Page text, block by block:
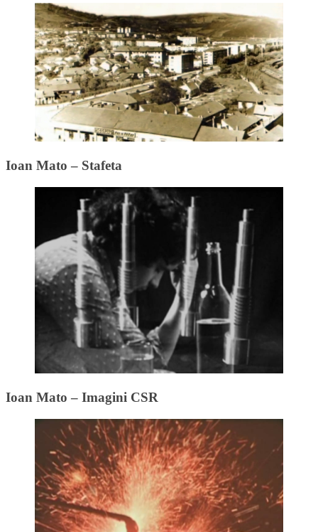
Ioan Mato – Stafeta
Ioan Mato – Imagini CSR